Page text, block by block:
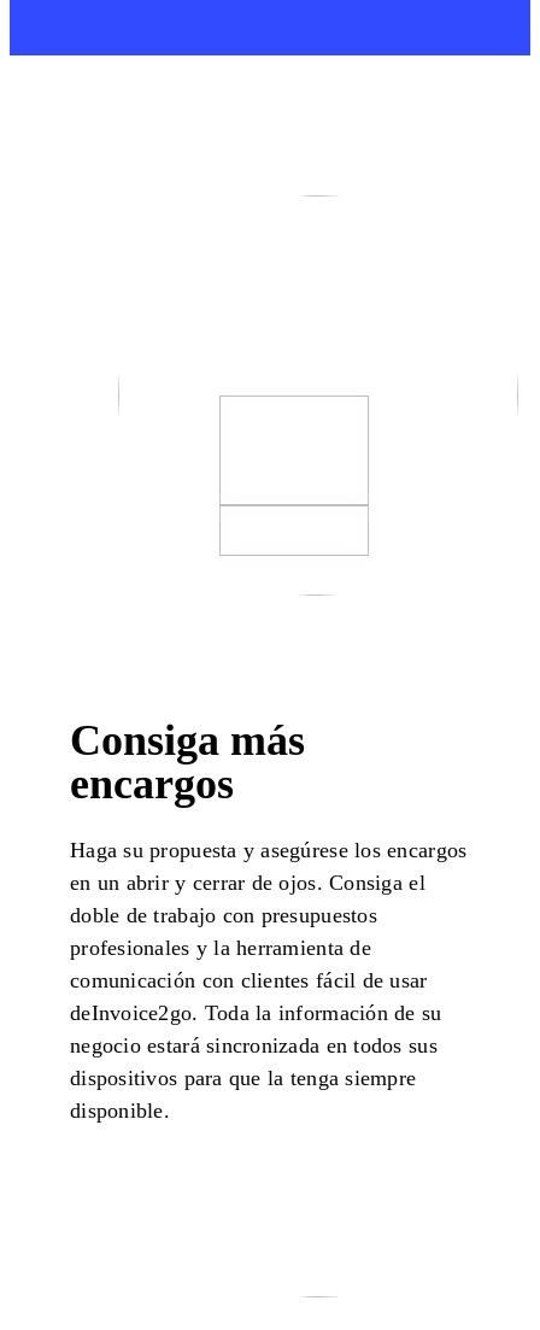
Consiga más
encargos
Haga su propuesta y asegúrese los encargos
en un abrir y cerrar de ojos. Consiga el
doble de trabajo con presupuestos
profesionales y la herramienta de
comunicación con clientes fácil de usar
deInvoice2go. Toda la información de su
negocio estará sincronizada en todos sus
dispositivos para que la tenga siempre
disponible.